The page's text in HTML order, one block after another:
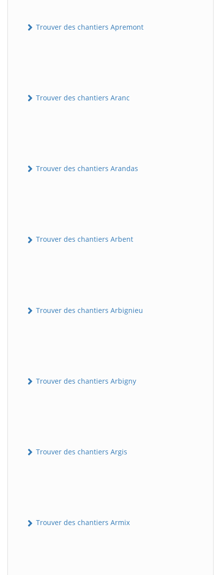
Trouver des chantiers Apremont
Trouver des chantiers Aranc
Trouver des chantiers Arandas
Trouver des chantiers Arbent
Trouver des chantiers Arbignieu
Trouver des chantiers Arbigny
Trouver des chantiers Argis
Trouver des chantiers Armix